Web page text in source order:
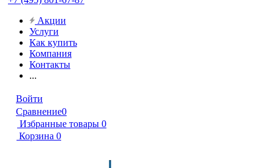
Акции
Услуги
Как купить
Компания
Контакты
...
Войти
Сравнение0
Избранные товары 0
Корзина 0